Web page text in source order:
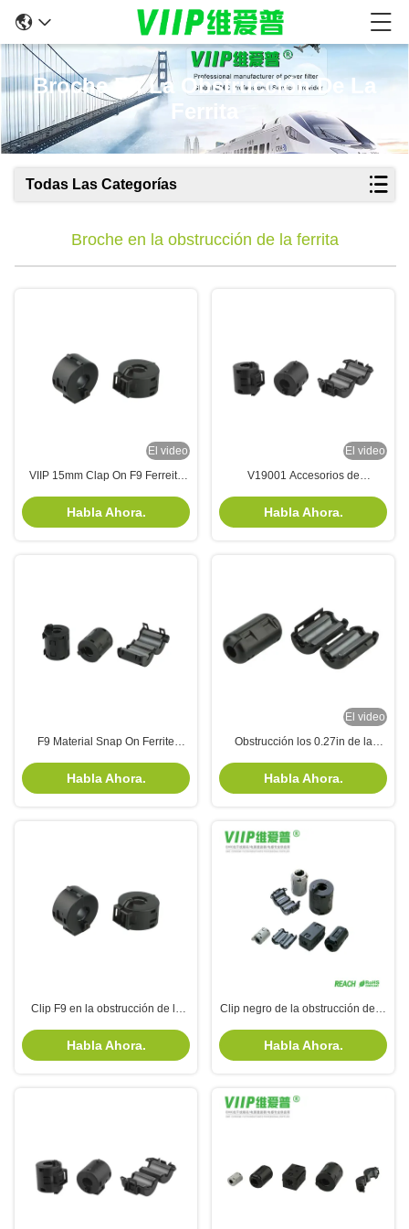
Broche En La Obstrucción De La
Ferrita
Todas Las Categorías
Broche en la obstrucción de la ferrita
El video
VIIP 15mm Clap On F9 Ferreito
Habla Ahora.
El video
V19001 Accesorios de
la supresión del ruido en
sistemas eléctricos
Habla Ahora.
F9 Material Snap On Ferrite
min a 100 MHz de impedancia y
cumplimiento de RoHS REACH
Habla Ahora.
El video
Obstrucción los 0.27in de la
Snap On para los cables del
altavoz
Habla Ahora.
Clip F9 en la obstrucción de la
cable de transmisión
Habla Ahora.
Clip negro de la obstrucción de la
Presidente en el alcance de Rohs
Habla Ahora.